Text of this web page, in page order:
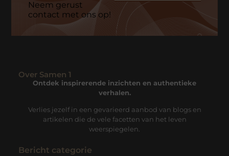
Neem gerust
contact met ons op!
Over Samen 1
Ontdek inspirerende inzichten en authentieke
verhalen.
Verlies jezelf in een gevarieerd aanbod van blogs en
artikelen die de vele facetten van het leven
weerspiegelen.
Bericht categorie